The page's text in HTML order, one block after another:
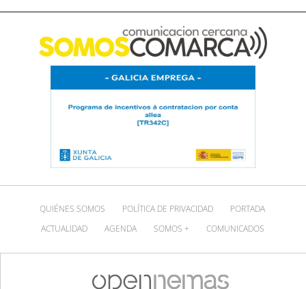
QUIÉNES SOMOS POLÍTICA DE PRIVACIDAD
PORTADA
ACTUALIDAD
AGENDA SOMOS + COMUNICADOS